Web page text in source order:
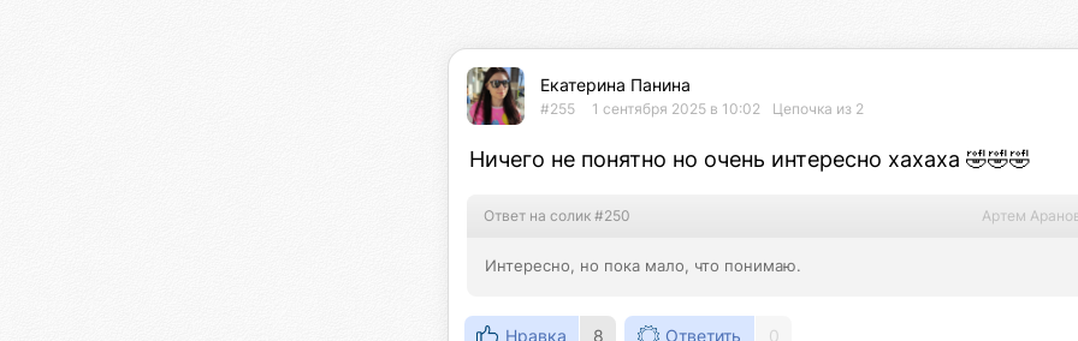
Екатерина Панина
#255 1 сентября 2025 в 10:02 Цепочка из 2
Ничего не понятно но очень интересно хахаха 🤣🤣🤣
Ответ на солик #250 Артем
Интересно, но пока мало, что понимаю.
Нравка 8 Ответить 0